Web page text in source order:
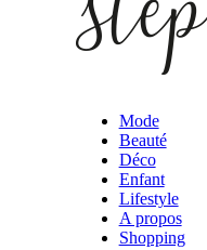
Mode
Beauté
Déco
Enfant
Lifestyle
A propos
Shopping